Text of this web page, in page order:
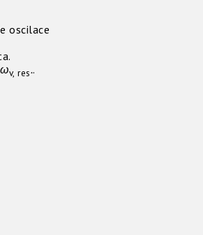
oscilace
ωv, res..